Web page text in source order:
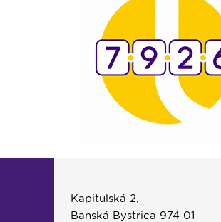
Kapitulská 2,
Banská Bystrica 974 01